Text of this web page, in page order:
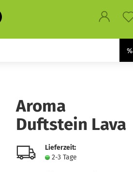
Suche...
Aroma
Duftstein Lava
Lieferzeit:
2-3 Tage